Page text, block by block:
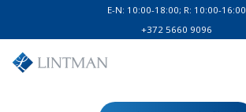
E-N: 10:00-18:00; R: 10:00-16:00
+372 5660 9096